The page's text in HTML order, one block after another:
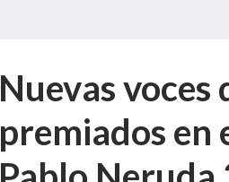
Nuevas
premiados en